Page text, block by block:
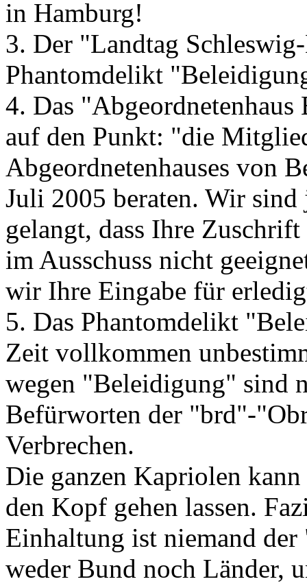
in Hamburg!
3. Der "Landtag
Phantomdelikt
4. Das
auf den Punkt: "die
Abgeordnetenhauses von
Juli 2005 beraten. Wir
gelangt, dass Ihre
im Ausschuss nicht
wir Ihre Eingabe für
5. Das Phantomdelikt
Zeit vollkommen
wegen "Beleidigung" sind
Befürworten der "brd"-
Verbrechen.
Die ganzen Kapriolen
den Kopf gehen lassen.
Einhaltung ist niemand
weder Bund noch Länder,